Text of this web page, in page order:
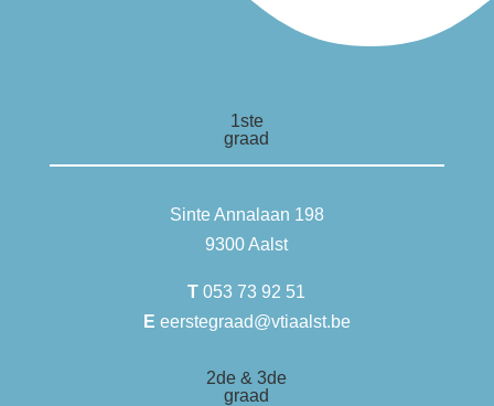
1ste
graad
Sinte Annalaan 198
9300 Aalst
T053 73 92 51
E eerstegraad@vtiaalst.be
2de & 3de
graad